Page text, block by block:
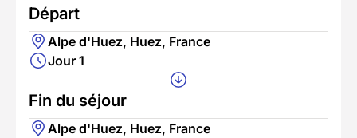
Départ
Alpe d'Huez, Huez, France
Jour 1
Fin du séjour
Alpe d'Huez, Huez, France